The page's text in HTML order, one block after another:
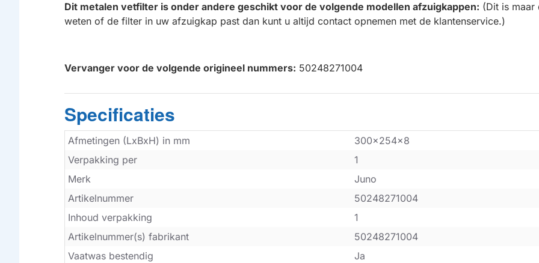
Dit metalen vetfilter is onder andere geschikt voor de volgende modellen afzuigkappen: (Dit is maar
weten of de filter in uw afzuigkap past dan kunt u altijd contact opnemen met de klantenservice.)
Vervanger voor de volgende origineel nummers: 50248271004
Specificaties
Afmetingen (LxBxH) in mm
300x254x8
Verpakking per
1
Merk
Juno
Artikelnummer
50248271004
Inhoud verpakking
1
Artikelnummer(s) fabrikant
50248271004
Vaatwas bestendig
Ja